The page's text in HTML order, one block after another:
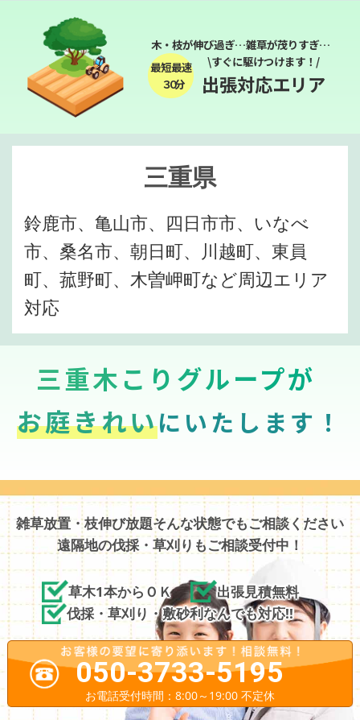
木・枝が伸び過ぎ…雑草が茂りすぎ…
最短最速
３０分
\すぐに駆けつけます！/
出張対応エリア
三重県
鈴鹿市、亀山市、四日市市、いなべ
市、桑名市、朝日町、川越町、東員
町、菰野町、木曽岬町など周辺エリア
対応
三重木こりグループが
お庭きれいにいたします！
雑草放置・枝伸び放題そんな状態でもご相談ください
遠隔地の伐採・草刈りもご相談受付中！
草木1本からＯＫ
出張見積無料
伐採・草刈り・敷砂利なんでも対応!!
050-3733-5195
お電話受付時間：8:00～19:00 不定休